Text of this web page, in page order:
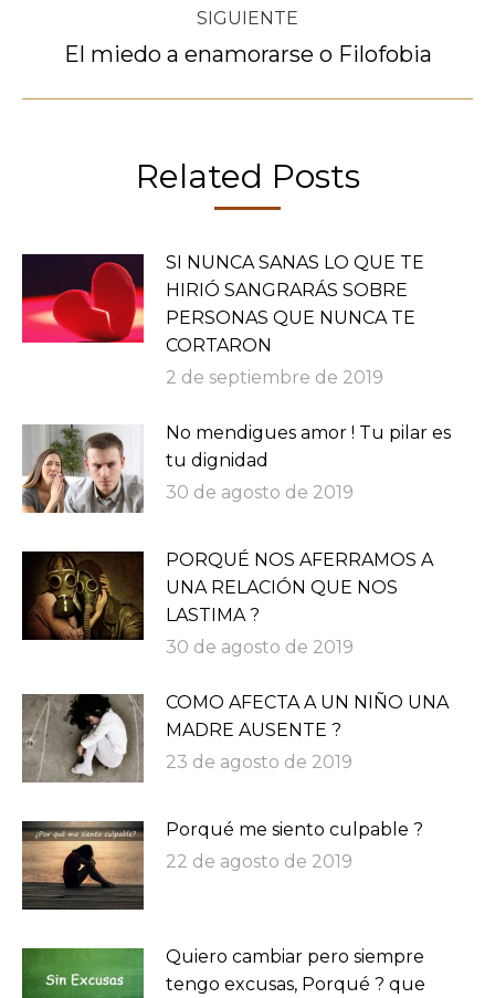
SIGUIENTE
Publicación
El miedo a enamorarse o Filofobia
Related Posts
SI NUNCA SANAS LO QUE TE
HIRIÓ SANGRARÁS SOBRE
PERSONAS QUE NUNCA TE
CORTARON
2 de septiembre de 2019
No mendigues amor ! Tu pilar es
tu dignidad
30 de agosto de 2019
PORQUÉ NOS AFERRAMOS A
UNA RELACIÓN QUE NOS
LASTIMA ?
30 de agosto de 2019
COMO AFECTA A UN NIÑO UNA
MADRE AUSENTE ?
23 de agosto de 2019
Porqué me siento culpable ?
22 de agosto de 2019
Quiero cambiar pero siempre
tengo excusas, Porqué ? que